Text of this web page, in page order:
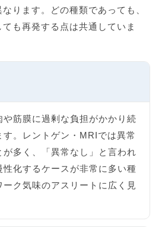
ります。どの種類であっても、
も再発する点は共通していま
や筋膜に過剰な負担がかかり続
す。レントゲン・MRIでは異常
が多く、「異常なし」と言われ
化するケースが非常に多い種
ク気味のアスリートに広く見